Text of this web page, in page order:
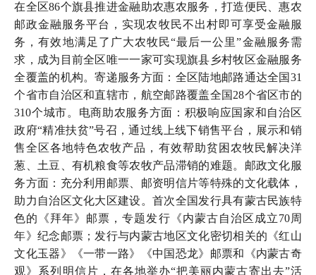
在全区86个旗县推进金融助农惠农服务，打造便民、惠农
邮政金融服务平台，实现农牧民不出村即可享受金融服
务，有效地满足了广大农牧民“最后一公里”金融服务需
求，成为目前全区唯一一家可实现旗县乡村牧区金融服务
全覆盖的机构。寄递服务方面：全区陆地邮路通达全国31
个省市自治区和直辖市，航空邮路覆盖全国28个省区市的
310个城市。电商助农服务方面：积极响应国家和自治区
政府“精准扶贫”号召，通过线上线下销售平台，展示和销
售全区各地特色农牧产品，有效帮助贫困农牧民解决洋
葱、土豆、有机粮食等农牧产品滞销的难题。邮政文化服
务方面：充分利用邮票、邮资明信片等特殊的文化载体，
助力自治区文化大区建设。首次全国发行具有蒙古民族特
色的《拜年》邮票，专题发行《内蒙古自治区成立70周
年》纪念邮票；发行与内蒙古地区文化密切相关的《红山
文化玉器》《一带一路》《中国恐龙》邮票和《内蒙古奇
观》系列明信片，在各地举办“把美丽内蒙古寄出去”活